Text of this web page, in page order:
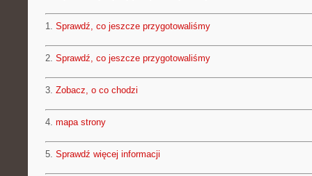
1. Sprawdź, co jeszcze przygotowaliśmy
2. Sprawdź, co jeszcze przygotowaliśmy
3. Zobacz, o co chodzi
4. mapa strony
5. Sprawdź więcej informacji